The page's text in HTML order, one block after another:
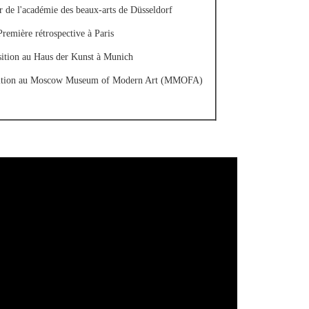
de l'académie des beaux-arts de Düsseldorf
rétrospective à Paris
au Haus der Kunst à Munich
au Moscow Museum of Modern Art (MMOFA)